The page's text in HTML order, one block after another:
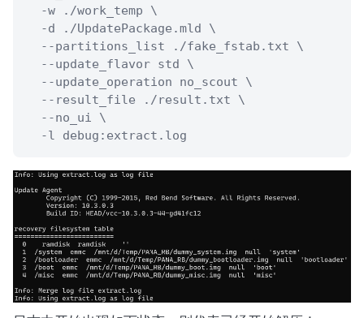
  -w ./work_temp \
  -d ./UpdatePackage.mld \
  --partitions_list ./fake_fstab.txt \
  --update_flavor std \
  --update_operation no_scout \
  --result_file ./result.txt \
  --no_ui \
  -l debug:extract.log